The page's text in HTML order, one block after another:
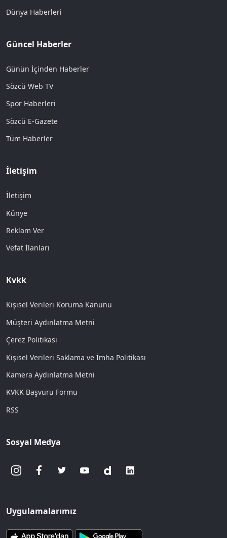
Dünya Haberleri
Güncel Haberler
Günün İçinden Haberler
Sözcü Web TV
Spor Haberleri
Sözcü E-Gazete
Tüm Haberler
İletişim
İletişim
Künye
Reklam Ver
Vefat İlanları
Kvkk
Kişisel Verileri Koruma Kanunu
Müşteri Aydınlatma Metni
Çerez Politikası
Kişisel Verileri Saklama ve İmha Politikası
Kamera Aydınlatma Metni
KVKK Başvuru Formu
RSS
Sosyal Medya
Uygulamalarımız